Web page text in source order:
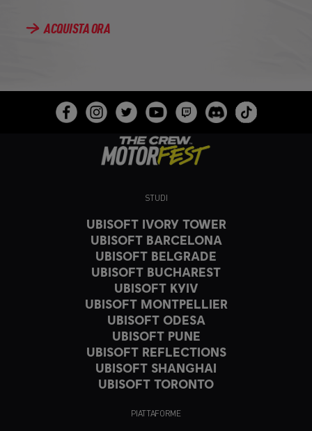
ACQUISTA ORA
STUDI
UBISOFT IVORY TOWER
UBISOFT BARCELONA
UBISOFT BELGRADE
UBISOFT BUCHAREST
UBISOFT KYIV
UBISOFT MONTPELLIER
UBISOFT ODESA
UBISOFT PUNE
UBISOFT REFLECTIONS
UBISOFT SHANGHAI
UBISOFT TORONTO
PIATTAFORME